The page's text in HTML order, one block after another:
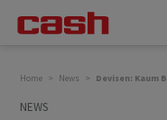
Home News Devisen: Kaum
NEWS